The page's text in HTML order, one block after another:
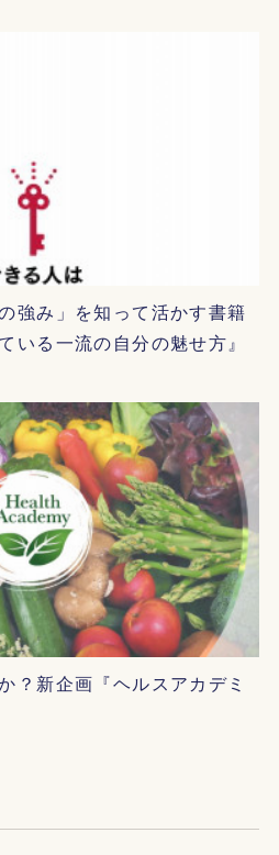
強み」を知って活かす書籍
いる一流の自分の魅せ方』
？新企画『ヘルスアカデミ